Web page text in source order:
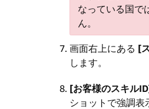
なっている国で
ん。
画面右上にある [
します。
[お客様のスキル
ショットで強調表